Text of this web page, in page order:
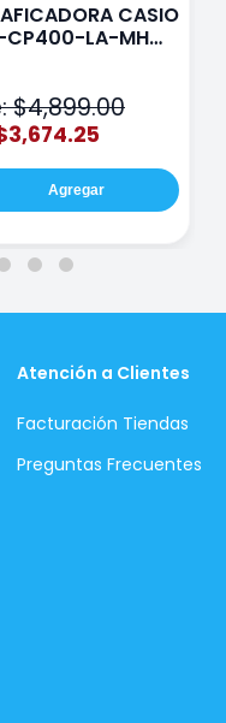
CASIO
CP400-LA-MH
$4,899.00
Agregar
Atención a Clientes
Facturación Tiendas
Preguntas Frecuentes